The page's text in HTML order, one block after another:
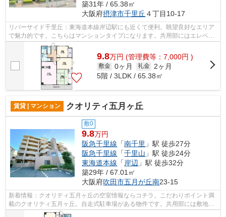
築31年 / 65.38㎡
大阪府摂津市千里丘 ４丁目10-17
リバーサイド千里丘：東海道本線岸辺駅にも近くて便利。眺望良好なエリア
で魅力的です。こちらはマンションタイプになります。共用部にはエレベー
タ・敷地内ごみ置き場などが揃ってお...
9.8万円 (管理費等：7,000円 )
敷金 0ヶ月 礼金
2ヶ月
5階 / 3LDK / 65.38㎡
賃貸 | マンション クオリティ五月ヶ丘
敷0
9.8万円
阪急千里線 「南千里 」駅 徒歩27分
阪急千里線 「千里山 」駅 徒歩24分
東海道本線 「 岸辺 」駅 徒歩32分
築29年 / 67.01㎡
大阪府吹田市五月が丘南23-15
新着情報：クオリティ五月ヶ丘の空室情報ならコチラ。こだわりポイント満
載のクオリティ五月ヶ丘。自走式駐車場がある物件です。共用部には敷地内
ごみ置き場・エレベータなどが揃って...